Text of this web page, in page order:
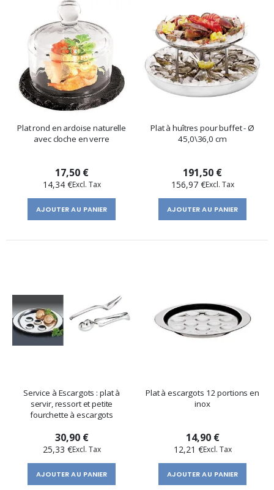
Plat rond en ardoise naturelle
avec cloche en verre
17,50 €
14,34 €
AJOUTER AU PANIER
Plat à huîtres pour buffet - Ø
45,0\36,0 cm
191,50 €
156,97 €
AJOUTER AU PANIER
Service à Escargots : plat à
servir, ressort et petite
fourchette à escargots
30,90 €
25,33 €
AJOUTER AU PANIER
Plat à escargots 12 portions en
inox
14,90 €
12,21 €
AJOUTER AU PANIER